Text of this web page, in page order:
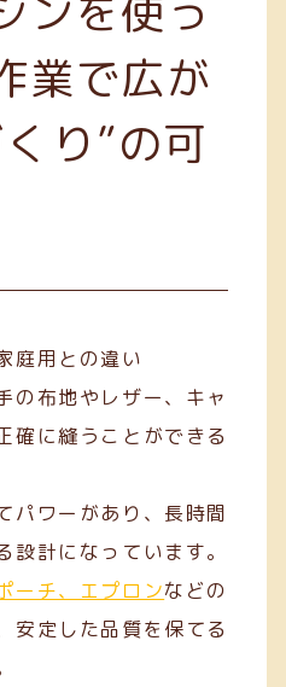
ンを使っ
業で広が
り”の可
庭用との違い
の布地やレザー、キャ
確に縫うことができる
パワーがあり、長時間
設計になっています。
ーチ、エプロンなどの
安定した品質を保てる